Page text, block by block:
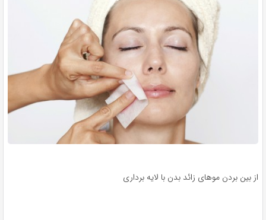
از بین بردن موهای زائد بدن با لایه برداری